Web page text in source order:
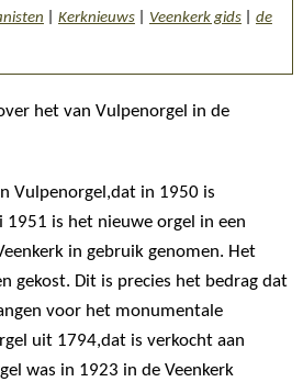
Kerknieuws Veenkerk gids
de
het van Vulpenorgel in de
Vulpenorgel,dat in 1950 is
1951 is het nieuwe orgel in een
in gebruik genomen. Het
gekost. Dit is precies het bedrag dat
voor het monumentale
uit 1794,dat is verkocht aan
was in 1923 in de Veenkerk